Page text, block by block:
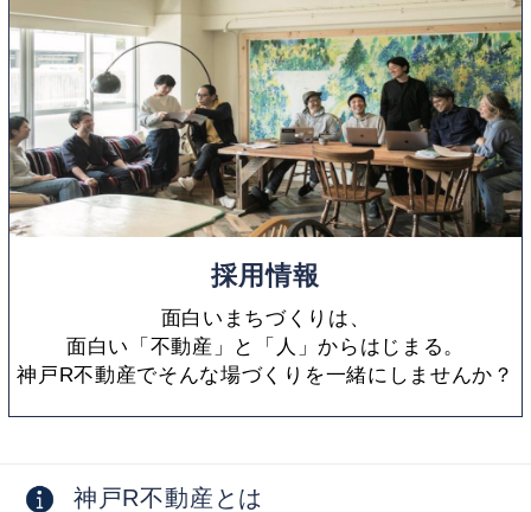
採用情報
面白いまちづくりは、
面白い「不動産」と「人」からはじまる。
神戸R不動産でそんな場づくりを一緒にしませんか？
神戸R不動産とは